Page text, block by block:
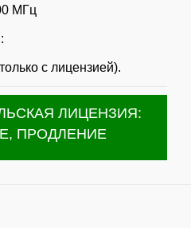
МГц
с лицензией).
ЛИЦЕНЗИЯ:
ПРОДЛЕНИЕ